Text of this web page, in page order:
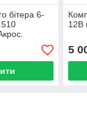
бітера 6-
12В
5